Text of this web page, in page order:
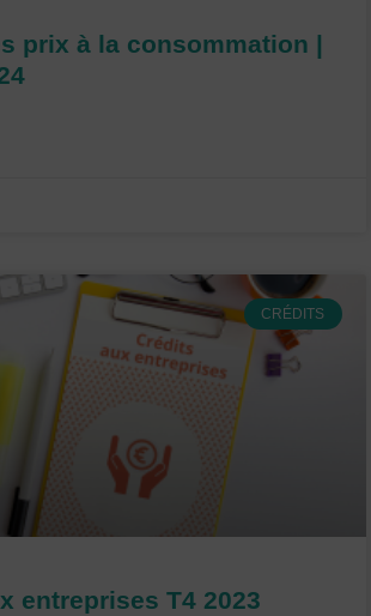
prix à la consommation |
CRÉDITS
entreprises T4 2023